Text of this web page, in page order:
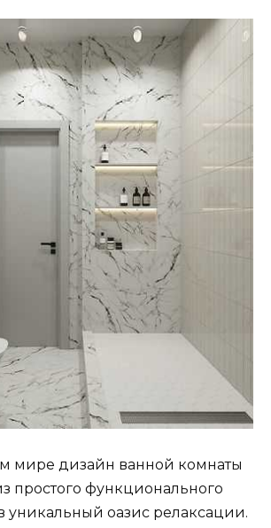
мире дизайн ванной комнаты
простого функционального
уникальный оазис релаксации.